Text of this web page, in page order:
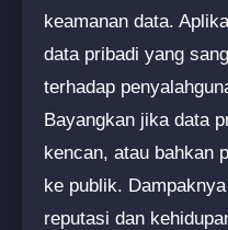
keamanan data.
data pribadi yang
terhadap
Bayangkan jika data
kencan, atau bahkan
ke publik.
reputasi dan